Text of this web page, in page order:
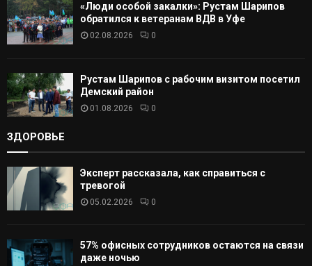
«Люди особой закалки»: Рустам Шарипов
обратился к ветеранам ВДВ в Уфе
02.08.2026 0
Рустам Шарипов с рабочим визитом посетил
Демский район
01.08.2026 0
ЗДОРОВЬЕ
Эксперт рассказала, как справиться с
тревогой
05.02.2026 0
57% офисных сотрудников остаются на связи
даже ночью